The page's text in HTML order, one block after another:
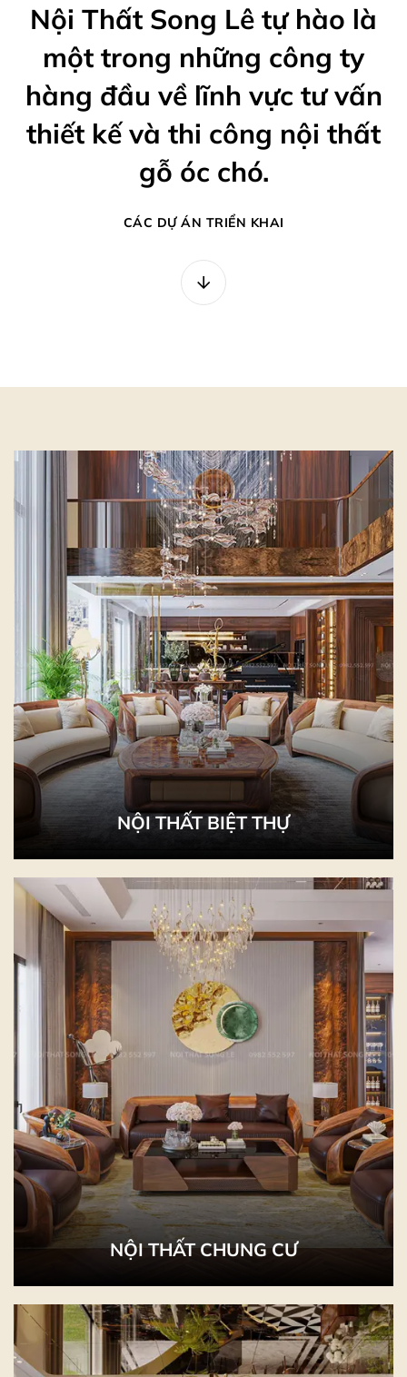
Nội Thất Song Lê tự hào là
một trong những công ty
hàng đầu về lĩnh vực tư vấn
thiết kế và thi công nội thất
gỗ óc chó.
CÁC DỰ ÁN TRIỂN KHAI
NỘI THẤT BIỆT THỰ
NỘI THẤT CHUNG CƯ